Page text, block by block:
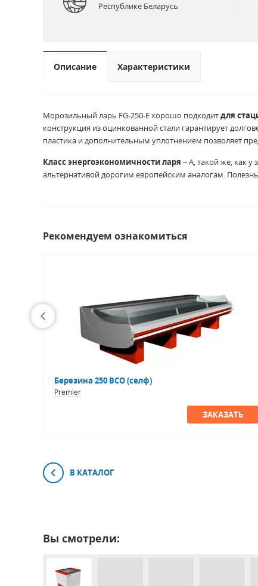
Республике Беларусь
Описание Характеристики
Морозильный ларь FG-250-E хорошо подходитдля
конструкция из оцинкованной стали гарантирует
пластика и дополнительным уплотнением позволяет
Класс энергоэкономичности ларя – А, такой же, как
альтернативой дорогим европейским аналогам.
Рекомендуем ознакомиться
Березина 250 ВСО (селф)
Premier
ЗАКАЗАТЬ
В КАТАЛОГ
Вы смотрели: